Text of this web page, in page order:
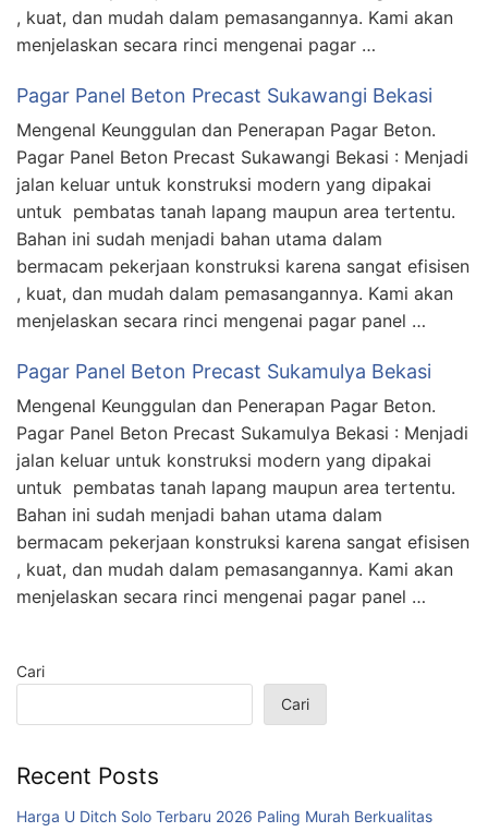
, kuat, dan mudah dalam pemasangannya. Kami akan
menjelaskan secara rinci mengenai pagar …
Pagar Panel Beton Precast Sukawangi Bekasi
Mengenal Keunggulan dan Penerapan Pagar Beton.
Pagar Panel Beton Precast Sukawangi Bekasi : Menjadi
jalan keluar untuk konstruksi modern yang dipakai
untuk pembatas tanah lapang maupun area tertentu.
Bahan ini sudah menjadi bahan utama dalam
bermacam pekerjaan konstruksi karena sangat efisisen
, kuat, dan mudah dalam pemasangannya. Kami akan
menjelaskan secara rinci mengenai pagar panel …
Pagar Panel Beton Precast Sukamulya Bekasi
Mengenal Keunggulan dan Penerapan Pagar Beton.
Pagar Panel Beton Precast Sukamulya Bekasi : Menjadi
jalan keluar untuk konstruksi modern yang dipakai
untuk pembatas tanah lapang maupun area tertentu.
Bahan ini sudah menjadi bahan utama dalam
bermacam pekerjaan konstruksi karena sangat efisisen
, kuat, dan mudah dalam pemasangannya. Kami akan
menjelaskan secara rinci mengenai pagar panel …
Cari
Cari
Recent Posts
Harga U Ditch Solo Terbaru 2026 Paling Murah Berkualitas